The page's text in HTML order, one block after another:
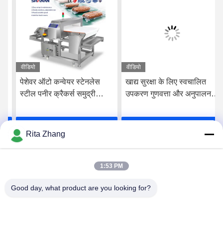
वीडियो
पेशेवर ऑटो कन्वेयर स्टेनलेस
स्टील पनीर क्रैकर्स समुद्री
खाद्य धातु डिटेक्टर सीई प्रमाणित
सर्वोत्तम मूल्य प्राप्त करें
वीडियो
खाद्य सुरक्षा के लिए स्वचालित
उपकरण गुणवत्ता और अनुपालन
डिटेक्टर उपकरण
Rita Zhang
1:53 PM
Good day, what product are you looking for?